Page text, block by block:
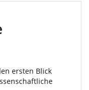
ersten Blick